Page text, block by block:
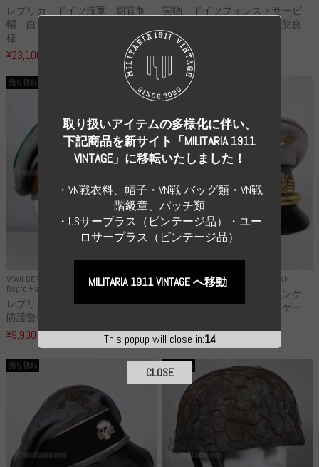
レプリカ ドイツ海軍 尉官制
帽 白トップ Uボートクルー仕
様
¥23,100
実物 ドイツフォレストサービ
ス 兵・下士官用制帽 状態良
い...
¥99,000
WWII GERMANY
Repro Hat and Cap Police and other
売り切れ
レプリカ ドイツ秩序警察 都市
防護警察 クラッシュキャップ...
¥9,900
WWII GERMANY Repro Uniforms WH
売り切れ
レプリカ ミヒャエル・ヤンケ
製 国家元帥 ヘルマン・ゲー
¥55,000（税込）
売り切れ 売り切れ
This popup will close in:13
取り扱いアイテムの多様化に伴い、
下記商品を新サイト「MILITARIA 1911
VINTAGE」に移転いたしました！
・VN戦衣料、帽子・VN戦 バッグ類・VN戦
階級章、パッチ類
・USサーブラス（ビンテージ品）・ユー
ロサープラス（ビンテージ品）
MILITARIA 1911 VINTAGE へ移動
CLOSE